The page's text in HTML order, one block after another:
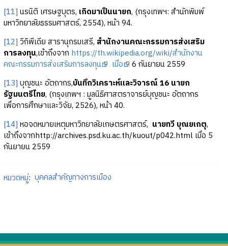
[11] นรนิติ เศรษฐบุตร, เกิดมาเป็นนายก, (กรุงเทพฯ: สำนักพิมพ์
มหาวิทยาลัยธรรมศาสตร์, 2554), หน้า 94.
[12] วิกิพีเดีย สารานุกรมเสรี, สำนักงานคณะกรรมการส่งเสริม
การลงทุน,เข้าถึงจาก https://th.wikipedia.org/wiki/สำนักงาน
คณะกรรมการส่งเสริมการลงทุน
เมื่อ
6 กันยายน 2559
[13] บุญชนะ อัตถากร,บันทึกวิเคราะห์และวิจารณ์ 16 นายก
รัฐมนตรีไทย, (กรุงเทพฯ : มูลนิธิศาสตราจารย์บุญชนะ อัตถากร
เพื่อการศึกษาและวิจัย, 2526), หน้า 40.
[14] หอจดหมายเหตุมหาวิทยาลัยเกษตรศาสตร์, นายทวี บุณยเกตุ,
เข้าถึงจากhttp://archives.psd.ku.ac.th/kuout/p042.html เมื่อ 5
กันยายน 2559
หมวดหมู่: บุคคลสำคัญทางการเมือง